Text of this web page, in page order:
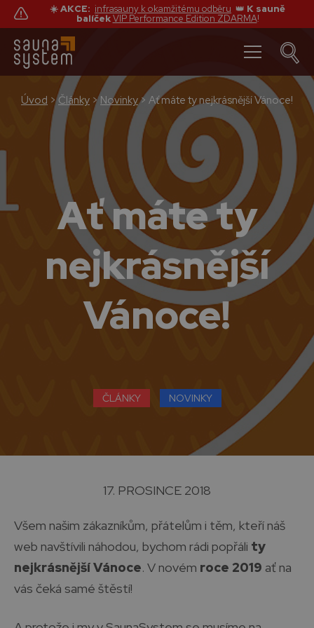
☀️ AKCE: infrasauny k okamžitému odběru 👑 K sauně
balíček VIP Performance Edition ZDARMA!
Úvod >Články >Novinky> Ať máte ty nejkrásnější Vánoce!
Ať máte ty
nejkrásnější
Vánoce!
ČLÁNKY NOVINKY
17. PROSINCE 2018
Všem našim zákazníkům, přátelům i těm, kteří náš
web navštívili náhodou, bychom rádi popřáli ty
nejkrásnější Vánoce. V novém roce 2019 ať na
vás čeká samé štěstí!